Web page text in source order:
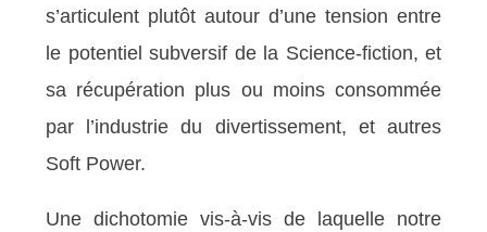
s’articulent plutôt autour d’une tension entre
le potentiel subversif de la Science-fiction, et
sa récupération plus ou moins consommée
par l’industrie du divertissement, et autres
Soft Power.
Une dichotomie vis-à-vis de laquelle notre